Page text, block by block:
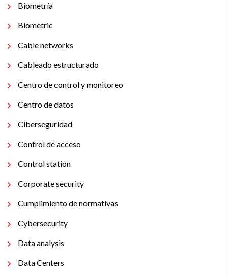
Biometría
Biometric
Cable networks
Cableado estructurado
Centro de control y monitoreo
Centro de datos
Ciberseguridad
Control de acceso
Control station
Corporate security
Cumplimiento de normativas
Cybersecurity
Data analysis
Data Centers